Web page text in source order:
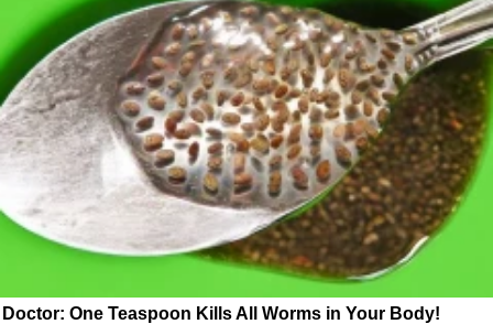
Doctor: One Teaspoon Kills All Worms in Your Body!